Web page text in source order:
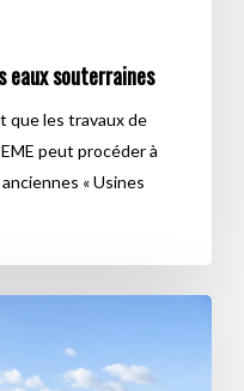
eaux souterraines
que les travaux de
peut procéder à
« Usines